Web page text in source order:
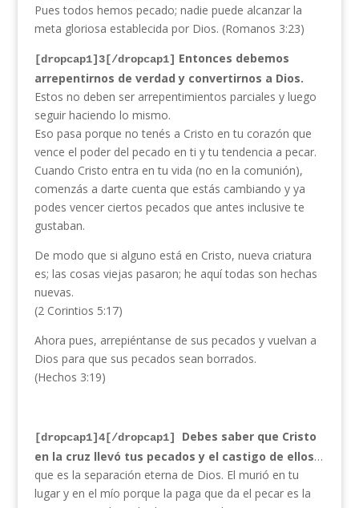
Pues todos hemos pecado; nadie puede alcanzar la
meta gloriosa establecida por Dios. (Romanos 3:23)
[dropcap1]3[/dropcap1] Entonces debemos
arrepentirnos de verdad y convertirnos a Dios.
Estos no deben ser arrepentimientos parciales y luego
seguir haciendo lo mismo.
Eso pasa porque no tenés a Cristo en tu corazón que
vence el poder del pecado en ti y tu tendencia a pecar.
Cuando Cristo entra en tu vida (no en la comunión),
comenzás a darte cuenta que estás cambiando y ya
podes vencer ciertos pecados que antes inclusive te
gustaban.
De modo que si alguno está en Cristo, nueva criatura
es; las cosas viejas pasaron; he aquí todas son hechas
nuevas.
(2 Corintios 5:17)
Ahora pues, arrepiéntanse de sus pecados y vuelvan a
Dios para que sus pecados sean borrados.
(Hechos 3:19)
[dropcap1]4[/dropcap1]
Debes saber que Cristo
en la cruz llevó tus pecados y el castigo de ellos…
que es la separación eterna de Dios. El murió en tu
lugar y en el mío porque la paga que da el pecar es la